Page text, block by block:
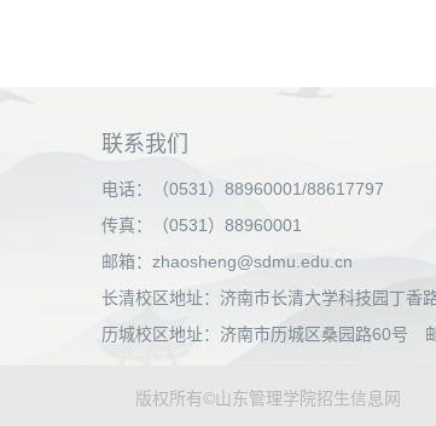
联系我们
电话：（0531）88960001/88617797
传真：（0531）88960001
邮箱：zhaosheng@sdmu.edu.cn
长清校区地址：济南市长清大学科技园丁香
历城校区地址：济南市历城区桑园路60号
版权所有©山东管理学院招生信息网